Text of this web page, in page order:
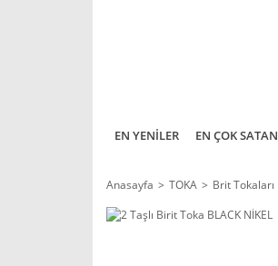
EN YENİLER EN ÇOK
Anasayfa TOKA Brit Tokaları